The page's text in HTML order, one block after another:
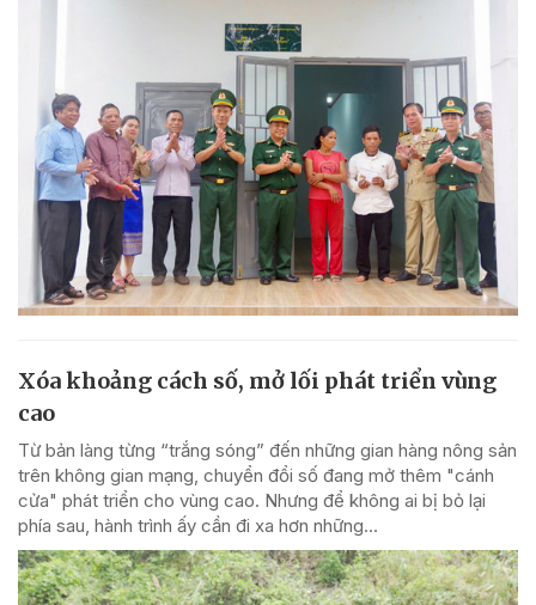
Xóa khoảng cách số, mở lối phát triển vùng
cao
Từ bản làng từng “trắng sóng” đến những gian hàng nông sản
trên không gian mạng, chuyển đổi số đang mở thêm "cánh
cửa" phát triển cho vùng cao. Nhưng để không ai bị bỏ lại
phía sau, hành trình ấy cần đi xa hơn những...